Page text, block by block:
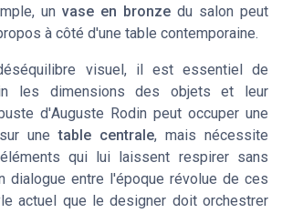
un vase en bronze du salon peut
à côté d'une table contemporaine.
visuel, il est essentiel de
les dimensions des objets et leur
d'Auguste Rodin peut occuper une
sur unetable centrale, mais nécessite
qui lui laissent respirer sans
dialogue entre l'époque révolue de ces
actuel que le designer doit orchestrer